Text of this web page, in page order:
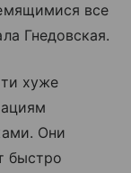
все
Гнедовская.
хуже
Они
быстро